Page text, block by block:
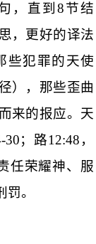
，直到 8节结
，更好的译法
些犯罪的天使
），那些歪曲
来的报应。天
30；路12:48 ，
任荣耀神、服
。